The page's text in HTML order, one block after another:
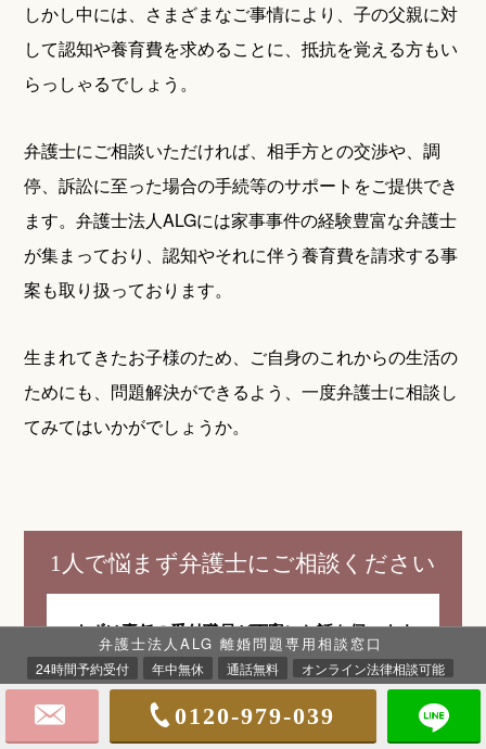
しかし中には、さまざまなご事情により、子の父親に対
して認知や養育費を求めることに、抵抗を覚える方もい
らっしゃるでしょう。
弁護士にご相談いただければ、相手方との交渉や、調
停、訴訟に至った場合の手続等のサポートをご提供でき
ます。弁護士法人ALGには家事事件の経験豊富な弁護士
が集まっており、認知やそれに伴う養育費を請求する事
案も取り扱っております。
生まれてきたお子様のため、ご自身のこれからの生活の
ためにも、問題解決ができるよう、一度弁護士に相談し
てみてはいかがでしょうか。
1人で悩まず弁護士にご相談ください
まずは専任の受付職員が丁寧にお話を伺います
0120-979-039
24時間予約受付・年中無休・通話無料
弁護士法人ALG 離婚問題専用相談窓口
24時間予約受付 年中無休 通話無料 オンライン法律相談可能
0120-979-039